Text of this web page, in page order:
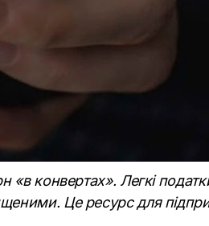
«в конвертах». Легкі
Це ресурс для